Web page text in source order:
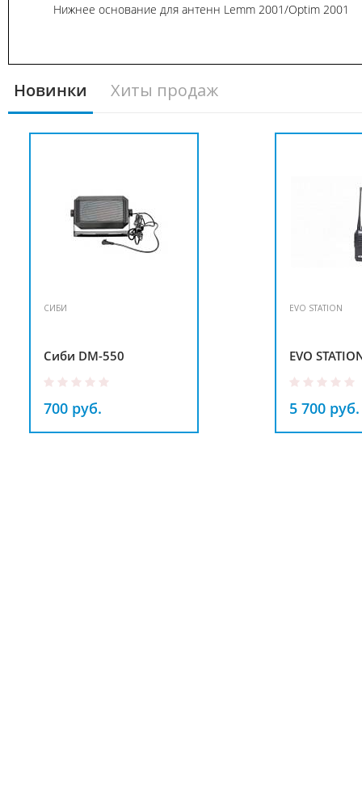
Нижнее основание для антенн Lemm 2001/Optim 2001
Новинки Хиты продаж
СИБИ
Сиби DM-550
700 руб.
EVO STATION
EVO
5 700 руб.